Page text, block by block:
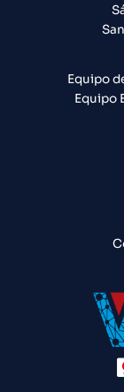
Equipo
Equipo